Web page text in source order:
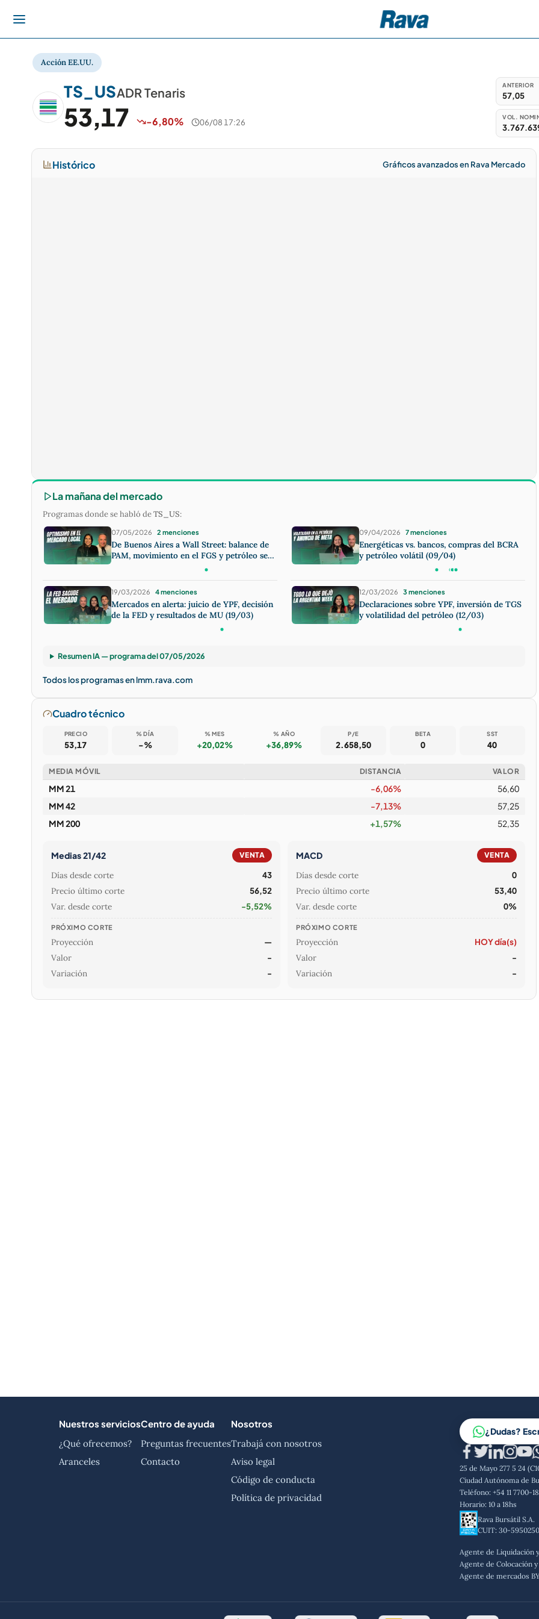
Acción EE.UU.
TS_USADR Tenaris
53,17 -6,80% 06/08 17:26
ANTERIOR
57,05
VOL.
Histórico Gráficos avanzados en Rava Mercado
La mañana del mercado
Programas donde se habló deTS_US:
07/05/2026 2 menciones
De Buenos Aires a Wall Street: balance de
PAM, movimiento en el FGS y petróleo se
09/04/2026 7 menciones
Energéticas vs. bancos, compras del BCRA
y petróleo volátil (09/04)
19/03/2026 4 menciones
Mercados en alerta: juicio de YPF, decisión
de la FED y resultados de MU (19/03)
12/03/2026 3 menciones
Declaraciones sobre YPF, inversión de TGS
y volatilidad del petróleo (12/03)
Resumen IA — programa del 07/05/2026
Todos los programas en lmm.rava.com
Cuadro técnico
PRECIO
53,17
% DÍA
-%
% MES
+20,02%
% AÑO
+36,89%
P/E
2.658,50
BETA
0
SST
40
MEDIA MÓVIL DISTANCIA VALOR
MM 21 -6,06%
56,60
MM 42
-7,13%
57,25
MM 200
+1,57% 52,35
Medias 21/42 VENTA
Días desde corte 43
Precio último corte 56,52
Var. desde corte -5,52%
PRÓXIMO CORTE
Proyección —
Valor -
Variación -
MACD VENTA
Días desde corte 0
Precio último corte 53,40
Var. desde corte 0%
PRÓXIMO CORTE
Proyección HOY día(s)
Valor -
Variación -
Nuestros servicios
¿Qué ofrecemos?
Aranceles
Centro de ayuda
Preguntas frecuentes
Contacto
Nosotros
Trabajá con nosotros
Aviso legal
Código de conducta
Política de privacidad
¿Dudas?
25 de Mayo 277 5 24
Ciudad Autónoma de
Teléfono: +54 11 7700-
Horario: 10 a 18hs
Rava Bursátil S.A.
CUIT: 30-
Agente de Liquidación
Agente de Colocación
Agente de mercados